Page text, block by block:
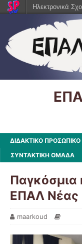
ΔΙΔΑΚΤΙΚΟ ΠΡΟΣΩΠΙΚΟ
ΣΥΝΤΑΚΤΙΚΗ ΟΜΑΔΑ
ΕΠΑΛ Νέας
maarkoud
Ηλεκτρονικά